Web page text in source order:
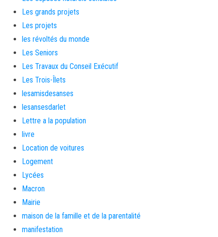
Les grands projets
Les projets
les révoltés du monde
Les Seniors
Les Travaux du Conseil Exécutif
Les Trois-Îlets
lesamisdesanses
lesansesdarlet
Lettre a la population
livre
Location de voitures
Logement
Lycées
Macron
Mairie
maison de la famille et de la parentalité
manifestation